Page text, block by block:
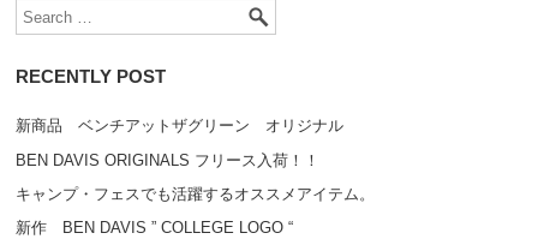
RECENTLY POST
新商品 ベンチアットザグリーン オリジナル
BEN DAVIS ORIGINALS フリース入荷！！
キャンプ・フェスでも活躍するオススメアイテム。
新作 BEN DAVIS ” COLLEGE LOGO “